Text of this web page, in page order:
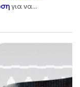
για να...